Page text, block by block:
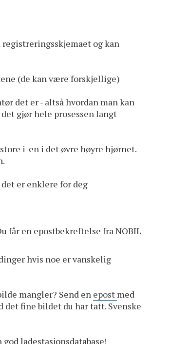
og kan
(de kan være forskjellige)
det er - altså hvordan man kan
gjør hele prosessen langt
i-en i det øvre høyre hjørnet.
er enklere for deg
får en epostbekreftelse fra NOBIL
hvis noe er vanskelig
mangler? Send en epost med
det fine bildet du har tatt. Svenske
ladestasjonsdatabase!